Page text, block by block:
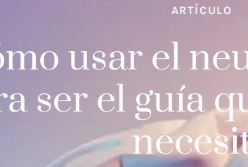
ARTÍCULO
usar el
ser el guía